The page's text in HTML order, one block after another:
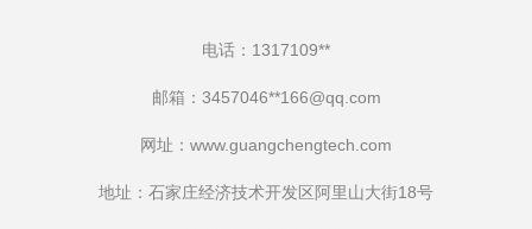
电话：1317109**
邮箱：3457046**166@qq.com
网址： www.guangchengtech.com
地址：石家庄经济技术开发区阿里山大街18号